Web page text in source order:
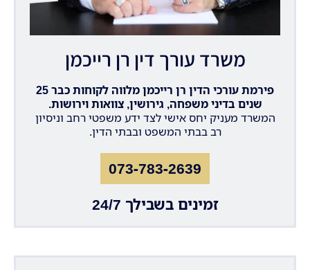
משרד עורך דין רן רייכמן
פירמת עורכי הדין רן רייכמן מלווה לקוחות כבר 25
שנים בדיני משפחה, גירושין, צוואות וירושות.
המשרד מעניק יחס אישי לצד ידע משפטי רחב וניסיון
רב בבתי המשפט ובבתי הדין.
073-783-2639
זמינים בשבילך 24/7